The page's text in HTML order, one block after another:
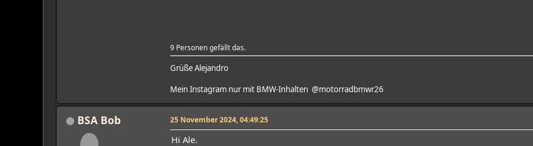
9 Personen gefällt das.
Grüße Alejandro
Mein Instagram nur mit BMW-Inhalten @motorradbmwr26
BSA Bob 25 November 2024, 04:49:25
Hi Ale.